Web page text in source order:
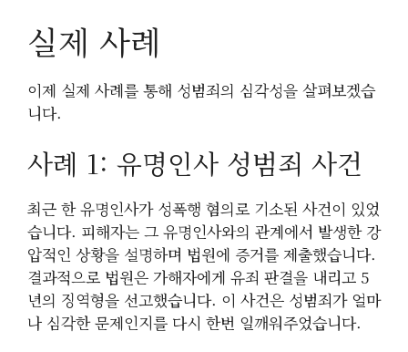
실제 사례
이제 실제 사례를 통해 성범죄의 심각성을 살펴보겠습
니다.
사례 1: 유명인사 성범죄 사건
최근 한 유명인사가 성폭행 혐의로 기소된 사건이 있었
습니다. 피해자는 그 유명인사와의 관계에서 발생한 강
압적인 상황을 설명하며 법원에 증거를 제출했습니다.
결과적으로 법원은 가해자에게 유죄 판결을 내리고 5
년의 징역형을 선고했습니다. 이 사건은 성범죄가 얼마
나 심각한 문제인지를 다시 한번 일깨워주었습니다.